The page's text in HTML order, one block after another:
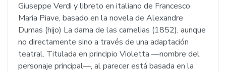
Giuseppe Verdi y libreto en italiano de Francesco
Maria Piave, basado en la novela de Alexandre
Dumas (hijo) La dama de las camelias (1852), aunque
no directamente sino a través de una adaptación
teatral. Titulada en principio Violetta —nombre del
personaje principal—, al parecer está basada en la